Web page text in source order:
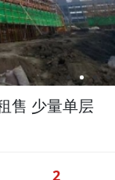
售 少量单层
2